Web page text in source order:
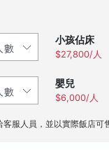
小孩佔床
$27,800/人
嬰兒
$6,000/人
服人員，並以實際飯店可